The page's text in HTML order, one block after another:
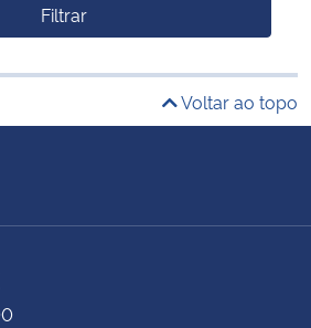
Filtrar
Voltar ao topo